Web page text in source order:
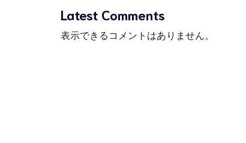
Latest Comments
表示できるコメントはありません。